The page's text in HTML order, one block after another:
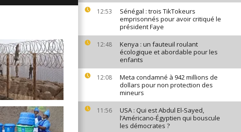
12:53
Sénégal : trois TikTokeurs
emprisonnés pour avoir critiqué le
président Faye
12:48
Kenya : un fauteuil roulant
écologique et abordable pour les
enfants
12:08
Meta condamné à 942 millions de
dollars pour non protection des
mineurs
11:56
USA : Qui est Abdul El-Sayed,
l’Américano-Égyptien qui bouscule
les démocrates ?